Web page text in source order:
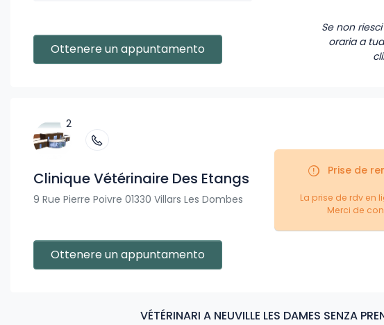
Ottenere un appuntamento
Se non
oraria a
2
Clinique Vétérinaire Des Etangs
9 Rue Pierre Poivre 01330 Villars Les Dombes
Ottenere un appuntamento
Prise de
La prise de rdv en
Merci de
VÉTÉRINARI A NEUVILLE LES DAMES SENZA